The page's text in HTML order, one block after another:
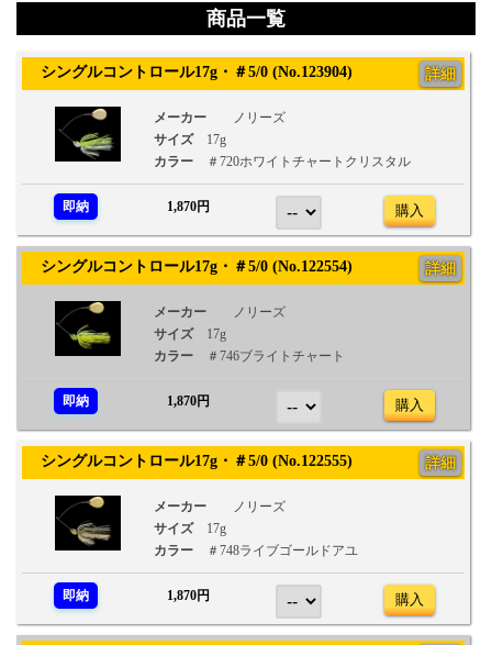
商品一覧
シングルコントロール17g・＃5/0 (No.123904) 詳細
メーカー
ノリーズ
サイズ
17g
カラー
＃720ホワイトチャートクリスタル
即納 1,870円 購入
シングルコントロール17g・＃5/0 (No.122554) 詳細
メーカー
ノリーズ
サイズ
17g
カラー
＃746ブライトチャート
即納 1,870円 購入
シングルコントロール17g・＃5/0 (No.122555) 詳細
メーカー
ノリーズ
サイズ
17g
カラー
＃748ライブゴールドアユ
即納 1,870円 購入